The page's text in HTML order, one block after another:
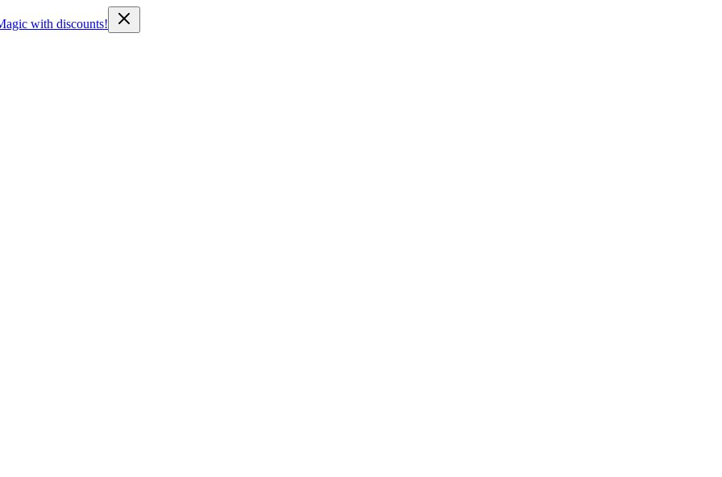
with discounts!